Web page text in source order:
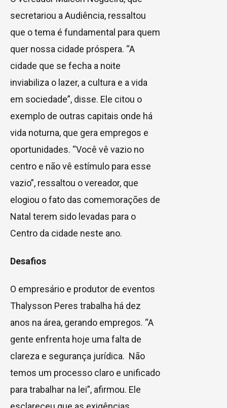
secretariou a Audiência, ressaltou
que o tema é fundamental para quem
quer nossa cidade próspera. “A
cidade que se fecha a noite
inviabiliza o lazer, a cultura e a vida
em sociedade”, disse. Ele citou o
exemplo de outras capitais onde há
vida noturna, que gera empregos e
oportunidades. “Você vê vazio no
centro e não vê estímulo para esse
vazio”, ressaltou o vereador, que
elogiou o fato das comemorações de
Natal terem sido levadas para o
Centro da cidade neste ano.
Desafios
O empresário e produtor de eventos
Thalysson Peres trabalha há dez
anos na área, gerando empregos. “A
gente enfrenta hoje uma falta de
clareza e segurança jurídica. Não
temos um processo claro e unificado
para trabalhar na lei”, afirmou. Ele